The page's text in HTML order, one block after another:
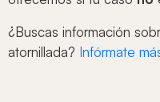
¿Buscas información
atornillada? Infórmate